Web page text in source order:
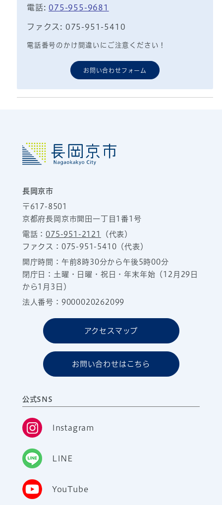
電話: 075-955-9681
ファクス: 075-951-5410
電話番号のかけ間違いにご注意ください！
お問い合わせフォーム
長岡京市
〒617-8501
京都府長岡京市開田一丁目1番1号
電話：075-951-2121
（代表）
ファクス：075-951-5410（代表）
開庁時間：午前8時30分から午後5時00分
閉庁日：土曜・日曜・祝日・年末年始（12月29日
から1月3日）
法人番号：9000020262099
アクセスマップ
お問い合わせはこちら
公式SNS
Instagram
LINE
YouTube